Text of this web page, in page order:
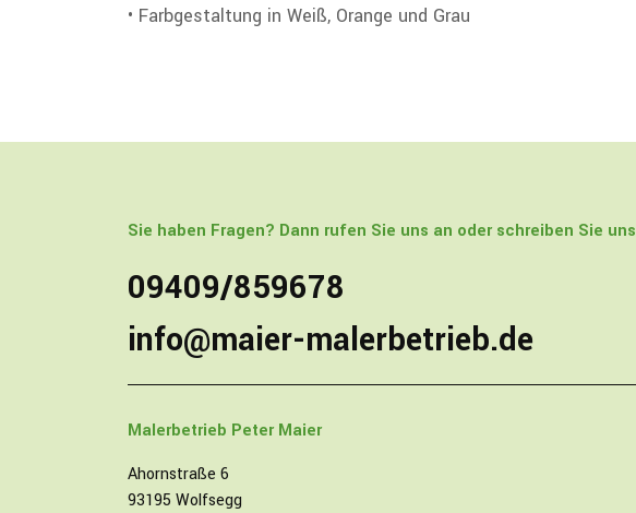
• Farbgestaltung in Weiß, Orange und Grau
Sie haben Fragen? Dann rufen Sie uns an oder schreiben Sie uns
09409/859678
info@maier-malerbetrieb.de
Malerbetrieb Peter Maier
Ahornstraße 6
93195 Wolfsegg